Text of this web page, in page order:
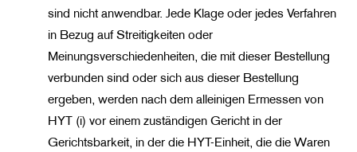
sind nicht anwendbar. Jede Klage oder jedes Verfahren
in Bezug auf Streitigkeiten oder
Meinungsverschiedenheiten, die mit dieser Bestellung
verbunden sind oder sich aus dieser Bestellung
ergeben, werden nach dem alleinigen Ermessen von
HYT (i) vor einem zuständigen Gericht in der
Gerichtsbarkeit, in der die HYT-Einheit, die die Waren